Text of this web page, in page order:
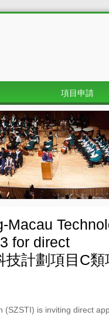
項目申請
Macau
for direct
計劃項目C類
is inviting direct